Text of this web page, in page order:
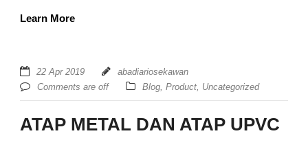
Learn More
22 Apr 2019
abadiariosekawan
Comments are off
Blog, Product, Uncategorized
ATAP METAL DAN ATAP UPVC